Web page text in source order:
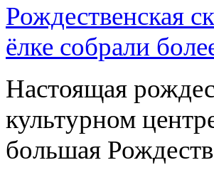
Рождественская
ёлке собрали
Настоящая
культурном
большая